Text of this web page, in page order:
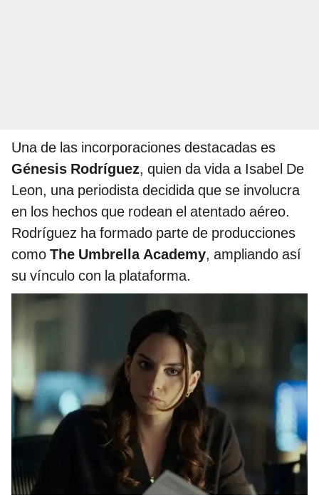
Una de las incorporaciones destacadas es
Génesis Rodríguez, quien da vida a Isabel De
Leon, una periodista decidida que se involucra
en los hechos que rodean el atentado aéreo.
Rodríguez ha formado parte de producciones
como The Umbrella Academy, ampliando así
su vínculo con la plataforma.